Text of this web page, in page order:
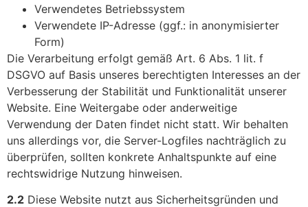
Verwendetes Betriebssystem
Verwendete IP-Adresse (ggf.: in anonymisierter
Form)
Die Verarbeitung erfolgt gemäß Art. 6 Abs. 1 lit. f
DSGVO auf Basis unseres berechtigten Interesses an der
Verbesserung der Stabilität und Funktionalität unserer
Website. Eine Weitergabe oder anderweitige
Verwendung der Daten findet nicht statt. Wir behalten
uns allerdings vor, die Server-Logfiles nachträglich zu
überprüfen, sollten konkrete Anhaltspunkte auf eine
rechtswidrige Nutzung hinweisen.
2.2 Diese Website nutzt aus Sicherheitsgründen und